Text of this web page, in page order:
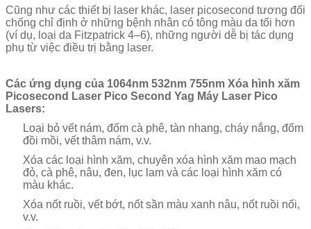
Cũng như các thiết bị laser khác, laser picosecond tương đối
chống chỉ định ở những bệnh nhân có tông màu da tối hơn
(ví dụ, loại da Fitzpatrick 4–6), những người dễ bị tác dụng
phụ từ việc điều trị bằng laser.
Các ứng dụng của 1064nm 532nm 755nm Xóa hình xăm
Picosecond Laser Pico Second Yag Máy Laser Pico
Lasers:
Loại bỏ vết nám, đốm cà phê, tàn nhang, cháy nắng, đốm
đồi mồi, vết thâm nám, v.v.
Xóa các loại hình xăm, chuyên xóa hình xăm mao mạch
đỏ, cà phê, nâu, đen, lục lam và các loại hình xăm có
màu khác.
Xóa nốt ruồi, vết bớt, nốt sần màu xanh nâu, nốt ruồi nối,
v.v.